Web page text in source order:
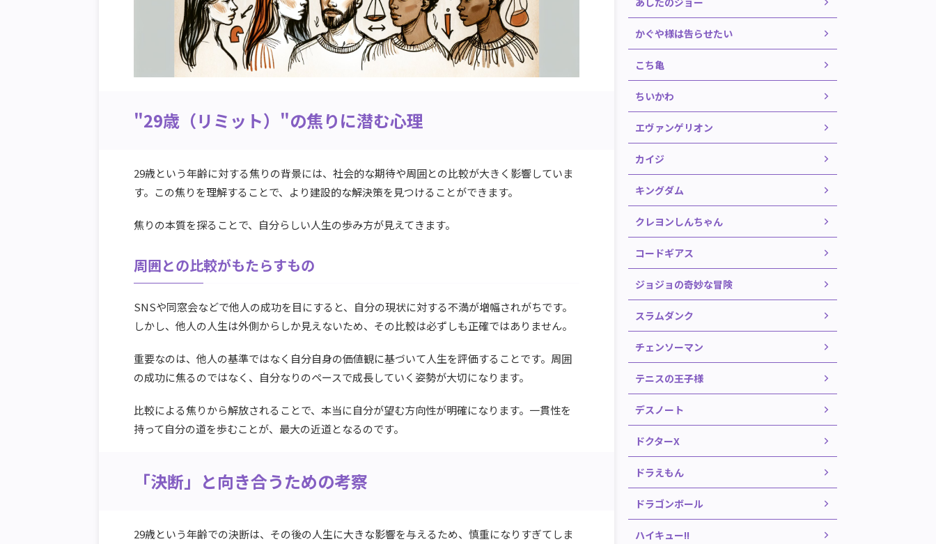
"29歳（リミット）"の焦りに潜む心理
29歳という年齢に対する焦りの背景には、社会的な期待や周囲との比較が大きく影響していま
す。この焦りを理解することで、より建設的な解決策を見つけることができます。
焦りの本質を探ることで、自分らしい人生の歩み方が見えてきます。
周囲との比較がもたらすもの
SNSや同窓会などで他人の成功を目にすると、自分の現状に対する不満が増幅されがちです。
しかし、他人の人生は外側からしか見えないため、その比較は必ずしも正確ではありません。
重要なのは、他人の基準ではなく自分自身の価値観に基づいて人生を評価することです。周囲
の成功に焦るのではなく、自分なりのペースで成長していく姿勢が大切になります。
比較による焦りから解放されることで、本当に自分が望む方向性が明確になります。一貫性を
持って自分の道を歩むことが、最大の近道となるのです。
「決断」と向き合うための考察
29歳という年齢での決断は、その後の人生に大きな影響を与えるため、慎重になりすぎてしま
かぐや様は告らせたい
こち亀
ちいかわ
エヴァンゲリオン
カイジ
キングダム
クレヨンしんちゃん
コードギアス
ジョジョの奇妙な冒険
スラムダンク
チェンソーマン
テニスの王子様
デスノート
ドクターX
ドラえもん
ドラゴンボール
ハイキュー!!